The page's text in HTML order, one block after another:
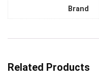
Brand
Related Products